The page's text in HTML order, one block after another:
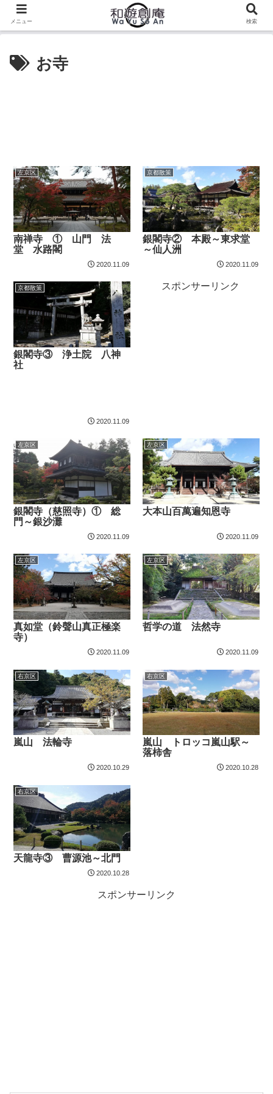
お寺
左京区
南禅寺 ① 山門 法
堂 水路閣
2020.11.09
京都散策
銀閣寺② 本殿～東求堂
～仙人洲
2020.11.09
京都散策
銀閣寺③ 浄土院 八神
社
2020.11.09
スポンサーリンク
左京区
銀閣寺（慈照寺）① 総
門～銀沙灘
2020.11.09
左京区
大本山百萬遍知恩寺
2020.11.09
左京区
真如堂（鈴聲山真正極楽
寺）
2020.11.09
左京区
哲学の道 法然寺
2020.11.09
右京区
嵐山 法輪寺
2020.10.29
右京区
嵐山 トロッコ嵐山駅～
落柿舎
2020.10.28
右京区
天龍寺③ 曹源池～北門
2020.10.28
スポンサーリンク
メニュー 検索